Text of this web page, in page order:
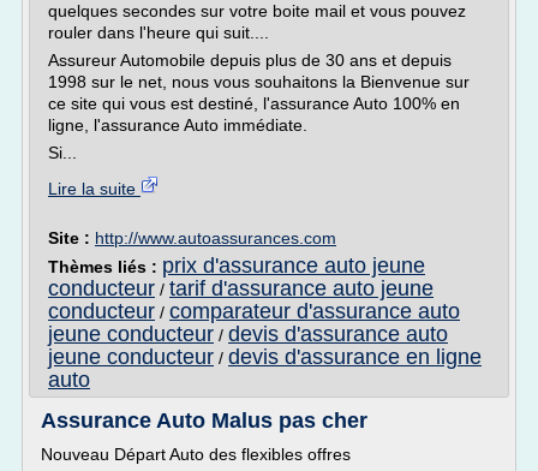
quelques secondes sur votre boite mail et vous pouvez
rouler dans l'heure qui suit....
Assureur Automobile depuis plus de 30 ans et depuis
1998 sur le net, nous vous souhaitons la Bienvenue sur
ce site qui vous est destiné, l'assurance Auto 100% en
ligne, l'assurance Auto immédiate.
Si...
Lire la suite
Site : http://www.autoassurances.com
Thèmes liés : prix d'assurance auto jeune
conducteur / tarif d'assurance auto jeune
conducteur / comparateur d'assurance auto
jeune conducteur / devis d'assurance auto
jeune conducteur / devis d'assurance en ligne
auto
Assurance Auto Malus pas cher
Nouveau Départ Auto des flexibles offres